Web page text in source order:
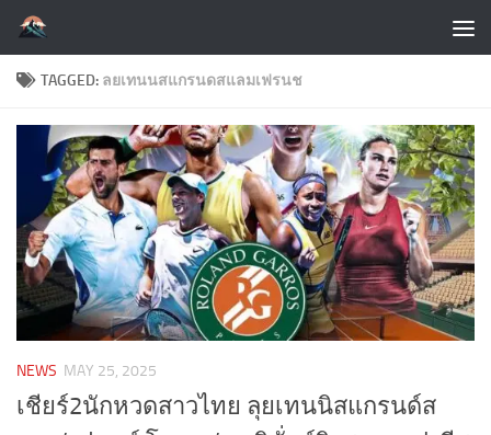
Skip to content
TAGGED: ลยเทนนสแกรนดสแลมเฟรนช
NEWS MAY 25, 2025
เชียร์2นักหวดสาวไทย ลุยเทนนิสแกรนด์ส